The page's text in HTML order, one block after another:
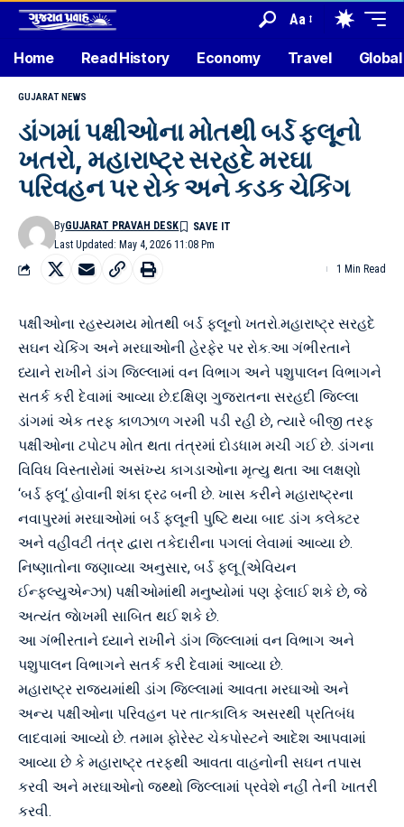
Aa
Home Read History Economy Travel
GUJARAT NEWS
ડાંગમાં પક્ષીઓના મોતથી બર્ડ ફ્લૂનો
ખતરો, મહારાષ્ટ્ર સરહદે મરઘા
પરિવહન પર રોક અને કડક ચેકિંગ
Last Updated: May 4, 2026 11:08 Pm
ByGUJARAT PRAVAH DESK
1 Min Read
પક્ષીઓના રહસ્યમય મોતથી બર્ડ ફ્લૂનો ખતરો.મહારાષ્ટ્ર સરહદે
સઘન ચેકિંગ અને મરઘાઓની હેરફેર પર રોક.આ ગંભીરતાને
ધ્યાને રાખીને ડાંગ જિલ્લામાં વન વિભાગ અને પશુપાલન વિભાગને
સતર્ક કરી દેવામાં આવ્યા છે.દક્ષિણ ગુજરાતના સરહદી જિલ્લા
ડાંગમાં એક તરફ કાળઝાળ ગરમી પડી રહી છે, ત્યારે બીજી તરફ
પક્ષીઓના ટપોટપ મોત થતા તંત્રમાં દોડધામ મચી ગઈ છે. ડાંગના
વિવિધ વિસ્તારોમાં અસંખ્ય કાગડાઓના મૃત્યુ થતા આ લક્ષણો
‘બર્ડ ફ્લૂ‘ હોવાની શંકા દ્રઢ બની છે. ખાસ કરીને મહારાષ્ટ્રના
નવાપુરમાં મરઘાઓમાં બર્ડ ફ્લૂની પુષ્ટિ થયા બાદ ડાંગ કલેક્ટર
અને વહીવટી તંત્ર દ્વારા તકેદારીના પગલાં લેવામાં આવ્યા છે.
નિષ્ણાતોના જણાવ્યા અનુસાર, બર્ડ ફ્લૂ (એવિયન
ઈન્ફલ્યુએન્ઝા) પક્ષીઓમાંથી મનુષ્યોમાં પણ ફેલાઈ શકે છે, જે
અત્યંત જાેખમી સાબિત થઈ શકે છે.
આ ગંભીરતાને ધ્યાને રાખીને ડાંગ જિલ્લામાં વન વિભાગ અને
પશુપાલન વિભાગને સતર્ક કરી દેવામાં આવ્યા છે.
મહારાષ્ટ્ર રાજ્યમાંથી ડાંગ જિલ્લામાં આવતા મરઘાઓ અને
અન્ય પક્ષીઓના પરિવહન પર તાત્કાલિક અસરથી પ્રતિબંધ
લાદવામાં આવ્યો છે. તમામ ફોરેસ્ટ ચેકપોસ્ટને આદેશ આપવામાં
આવ્યા છે કે મહારાષ્ટ્ર તરફથી આવતા વાહનોની સઘન તપાસ
કરવી અને મરઘાઓનો જથ્થો જિલ્લામાં પ્રવેશે નહીં તેની ખાતરી
કરવી.